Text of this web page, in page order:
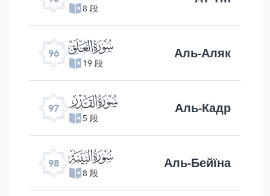
8 段
96 ﰍ
19 段 Аль-Аляк
97 ﰎ
5 段 Аль-Кадр
98 ﰏ
8 段 Аль-Бейїна